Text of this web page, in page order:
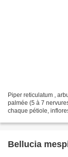
Piper reticulatum ,
palmée (5 à 7
chaque pétiole,
Bellucia